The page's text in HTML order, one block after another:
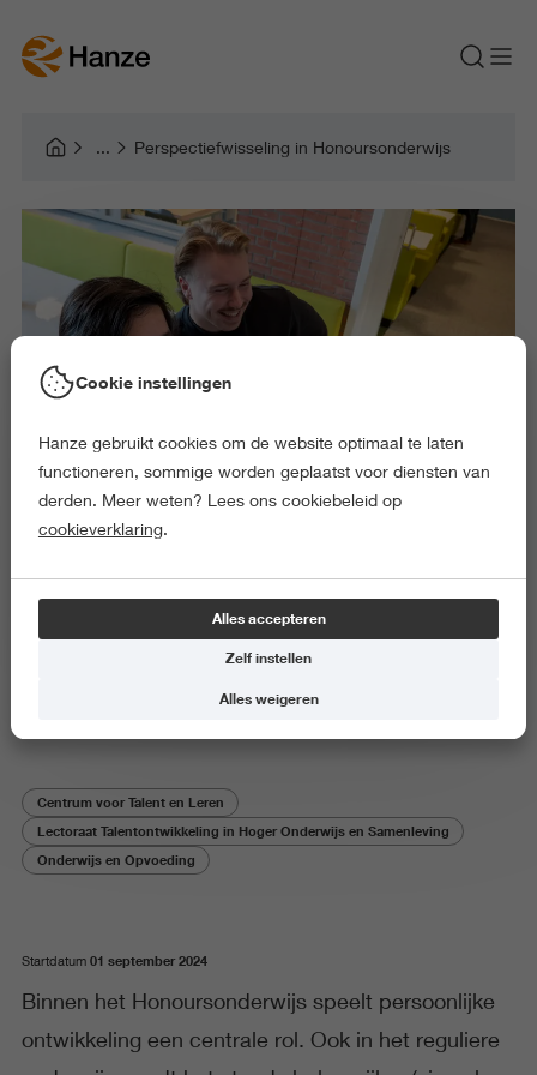
Perspectiefwisseling in Honoursonderwijs
Perspectiefwisseling in
Honoursonderwijs
Onderzoeksproject
Centrum voor Talent en Leren
Lectoraat Talentontwikkeling in Hoger Onderwijs en Samenleving
Onderwijs en Opvoeding
Startdatum 01 september 2024
Binnen het Honoursonderwijs speelt persoonlijke
ontwikkeling een centrale rol. Ook in het reguliere
Cookie instellingen
Hanze gebruikt cookies om de website optimaal te laten
functioneren, sommige worden geplaatst voor diensten van
derden. Meer weten? Lees ons cookiebeleid op
cookieverklaring.
Alles accepteren
Zelf instellen
Alles weigeren